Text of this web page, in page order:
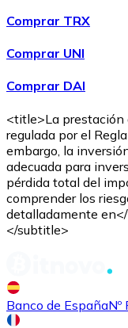
ComprarAlgorand
ALGO
Comprar TRX
Comprar UNI
Comprar DAI
<title>La prestación
regulada por el
embargo, la
adecuada para
pérdida total del
comprender los
detalladamente
</subtitle>
Banco de EspañaNº